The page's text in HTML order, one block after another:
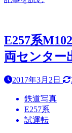
E257系
両センター
2017年3月2日
鉄道写真
E257系
試運転